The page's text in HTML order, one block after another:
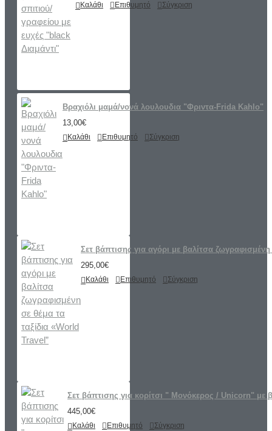
Καλάθι Επιθυμητό Σύγκριση
Βραχιόλι μαμά/νονά λουλουδια "Φριντα-Frida Kahlo"
13,00€
Καλάθι Επιθυμητό Σύγκριση
Σετ βάπτισης για αγόρι με βαλίτσα
295,00€
Καλάθι Επιθυμητό Σύγκριση
Σετ βάπτισης για κορίτσι " Μονόκερος / Unicorn" με
445,00€
Καλάθι Επιθυμητό Σύγκριση